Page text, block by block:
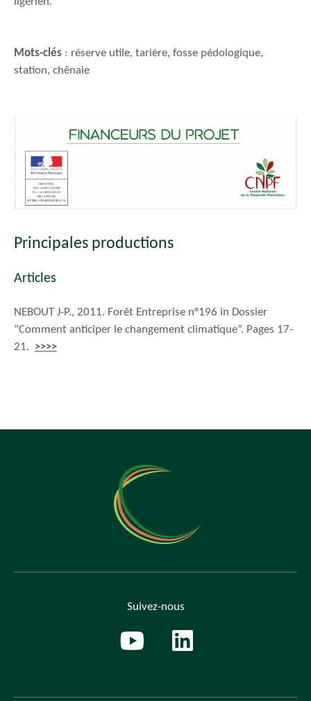
Mots-clés : réserve utile, tarière, fosse pédologique,
station, chênaie
Principales productions
Articles
NEBOUT J-P., 2011. Forêt Entreprise n°196 in Dossier
“Comment anticiper le changement climatique”. Pages 17-
21. >>>>
Suivez-nous